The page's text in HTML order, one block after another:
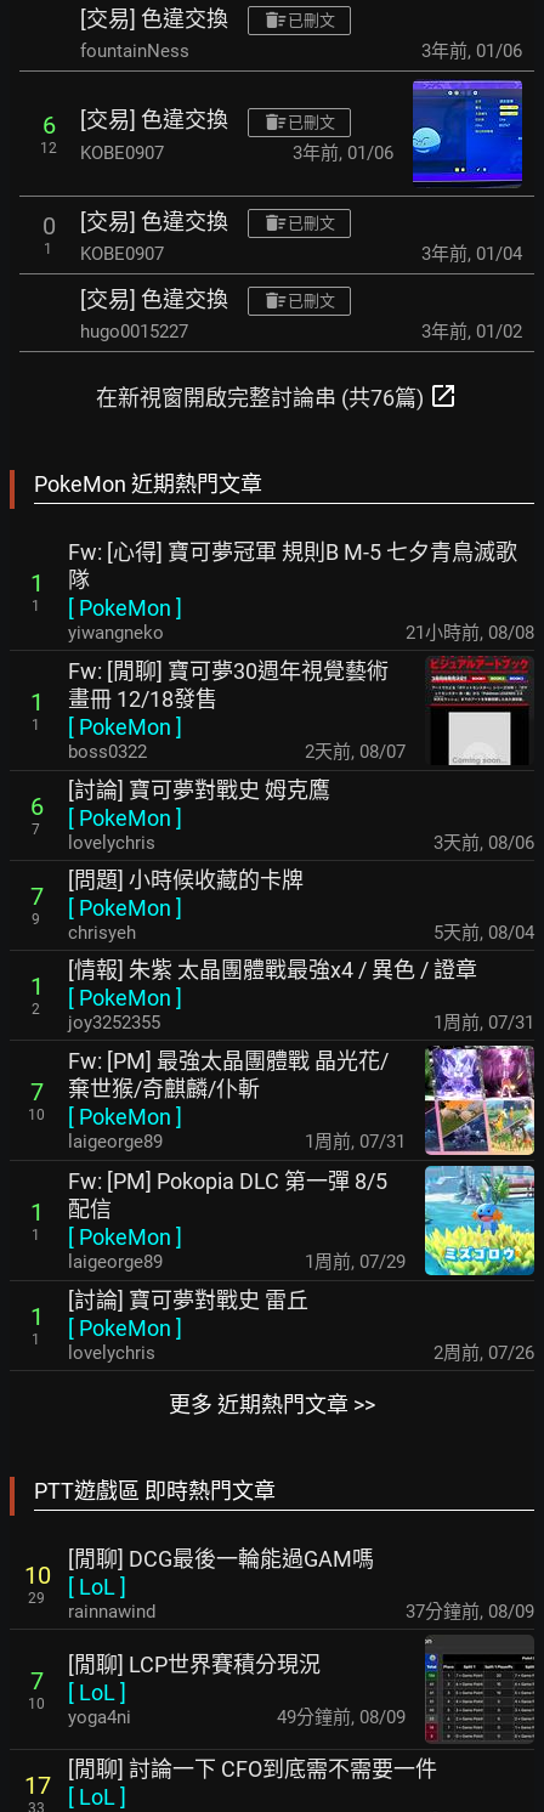
[交易] 色違交換 已刪文
fountainNess 3年前, 01/06
6
12
[交易] 色違交換 已刪文
KOBE0907 3年前, 01/06
0
1
[交易] 色違交換 已刪文
KOBE0907 3年前, 01/04
[交易] 色違交換 已刪文
hugo0015227 3年前, 01/02
在新視窗開啟完整討論串 (共76篇) open_in_new
PokeMon 近期熱門文章
1
1
Fw: [心得] 寶可夢冠軍 規則B M-5 七夕青鳥滅歌
隊
[ PokeMon ]
yiwangneko 21小時前, 08/08
1
1
Fw: [閒聊] 寶可夢30週年視覺藝術
畫冊 12/18發售
[ PokeMon ]
boss0322 2天前, 08/07
6
7
[討論] 寶可夢對戰史 姆克鷹
[ PokeMon ]
lovelychris 3天前, 08/06
7
9
[問題] 小時候收藏的卡牌
[ PokeMon ]
chrisyeh 5天前, 08/04
1
2
[情報] 朱紫 太晶團體戰最強x4 / 異色 / 證章
[ PokeMon ]
joy3252355 1周前, 07/31
7
10
Fw: [PM] 最強太晶團體戰 晶光花/
棄世猴/奇麒麟/仆斬
[ PokeMon ]
laigeorge89 1周前, 07/31
1
1
Fw: [PM] Pokopia DLC 第一彈 8/5
配信
[ PokeMon ]
laigeorge89 1周前, 07/29
1
1
[討論] 寶可夢對戰史 雷丘
[ PokeMon ]
lovelychris 2周前, 07/26
更多 近期熱門文章 >>
PTT遊戲區 即時熱門文章
10
29
[閒聊] DCG最後一輪能過GAM嗎
[ LoL ]
rainnawind 37分鐘前, 08/09
7
10
[閒聊] LCP世界賽積分現況
[ LoL ]
yoga4ni 49分鐘前, 08/09
17
33
[閒聊] 討論一下 CFO到底需不需要一件
[ LoL ]